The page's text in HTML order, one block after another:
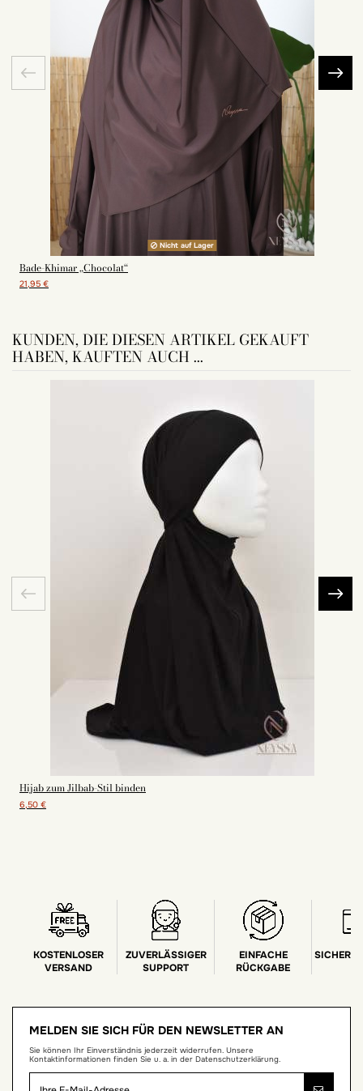
Nicht auf Lager
Bade-Khimar „Chocolat“
21,95 €
KUNDEN, DIE DIESEN ARTIKEL GEKAUFT
HABEN, KAUFTEN AUCH ...
Hijab zum Jilbab-Stil binden
6,50 €
KOSTENLOSER
VERSAND
ZUVERLÄSSIGER
SUPPORT
EINFACHE
RÜCKGABE
SICHERE
MELDEN SIE SICH FÜR DEN NEWSLETTER AN
Sie können Ihr Einverständnis jederzeit widerrufen. Unsere
Kontaktinformationen finden Sie u. a. in der Datenschutzerklärung.